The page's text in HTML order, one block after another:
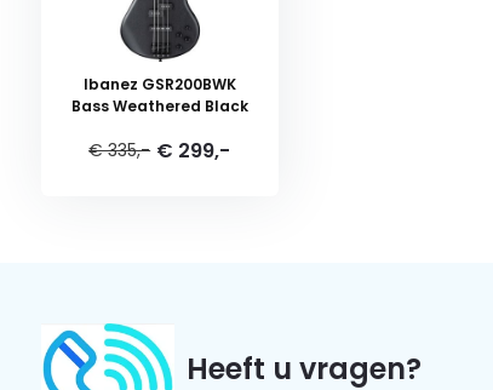
Ibanez GSR200BWK
Bass Weathered Black
€ 335,- € 299,-
Heeft u vragen?